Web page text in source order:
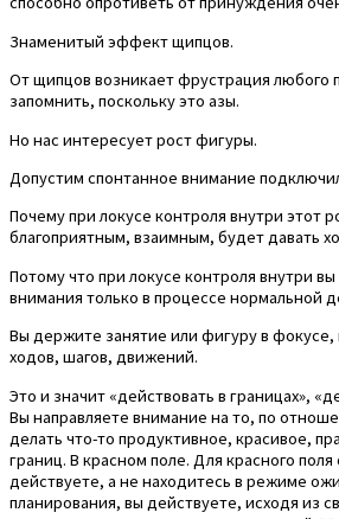
Знаменитый эффект щипцов.
От щипцов возникает фрустрация любого
запомнить, поскольку это азы.
Но нас интересует рост фигуры.
Допустим спонтанное внимание
Почему при локусе контроля внутри этот
благоприятным, взаимным, будет давать
Потому что при локусе контроля внутри
внимания только в процессе нормальной
Вы держите занятие или фигуру в фокусе,
ходов, шагов, движений.
Это и значит «действовать в границах»,
Вы направляете внимание на то, по
делать что-то продуктивное, красивое,
границ. В красном поле. Для красного
действуете, а не находитесь в режиме
планирования, вы действуете, исходя из